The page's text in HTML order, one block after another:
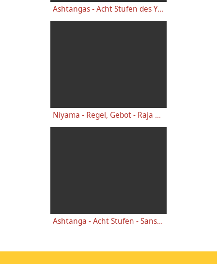
Ashtangas - Acht Stufen des Yoga
Niyama - Regel, Gebot - Raja Yoga Lexikon
Ashtanga - Acht Stufen - Sanskrit Lexikon